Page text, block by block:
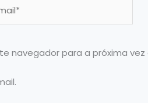
navegador para a próxima